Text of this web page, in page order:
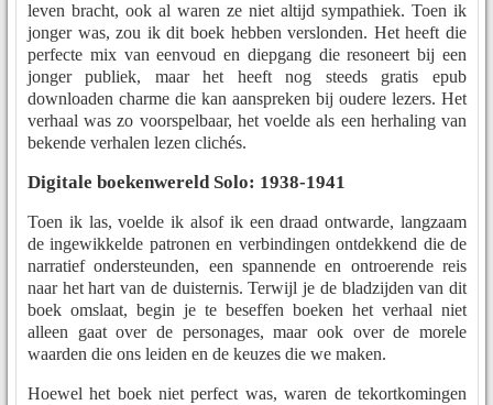
leven bracht, ook al waren ze niet altijd sympathiek. Toen ik
jonger was, zou ik dit boek hebben verslonden. Het heeft die
perfecte mix van eenvoud en diepgang die resoneert bij een
jonger publiek, maar het heeft nog steeds gratis epub
downloaden charme die kan aanspreken bij oudere lezers. Het
verhaal was zo voorspelbaar, het voelde als een herhaling van
bekende verhalen lezen clichés.
Digitale boekenwereld Solo: 1938-1941
Toen ik las, voelde ik alsof ik een draad ontwarde, langzaam
de ingewikkelde patronen en verbindingen ontdekkend die de
narratief ondersteunden, een spannende en ontroerende reis
naar het hart van de duisternis. Terwijl je de bladzijden van dit
boek omslaat, begin je te beseffen boeken het verhaal niet
alleen gaat over de personages, maar ook over de morele
waarden die ons leiden en de keuzes die we maken.
Hoewel het boek niet perfect was, waren de tekortkomingen